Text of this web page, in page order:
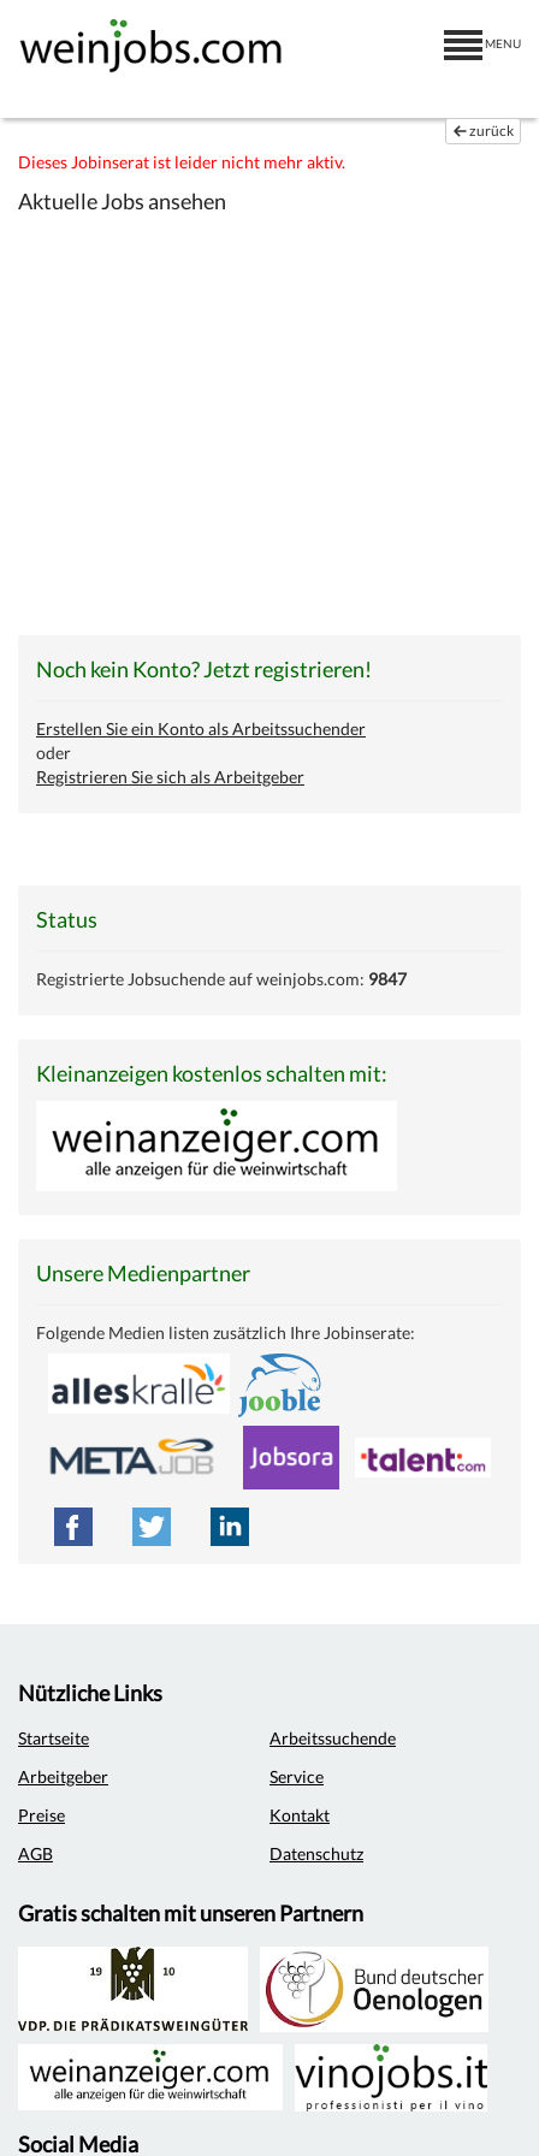
MENU
zurück
Dieses Jobinserat ist leider nicht mehr aktiv.
Aktuelle Jobs ansehen
Noch kein Konto? Jetzt registrieren!
Erstellen Sie ein Konto als Arbeitssuchender
oder
Registrieren Sie sich als Arbeitgeber
Status
Registrierte Jobsuchende auf weinjobs.com: 9847
Kleinanzeigen kostenlos schalten mit:
Unsere Medienpartner
Folgende Medien listen zusätzlich Ihre Jobinserate:
Nützliche Links
Startseite
Arbeitssuchende
Arbeitgeber
Service
Preise
Kontakt
AGB
Datenschutz
Gratis schalten mit unseren Partnern
Social Media